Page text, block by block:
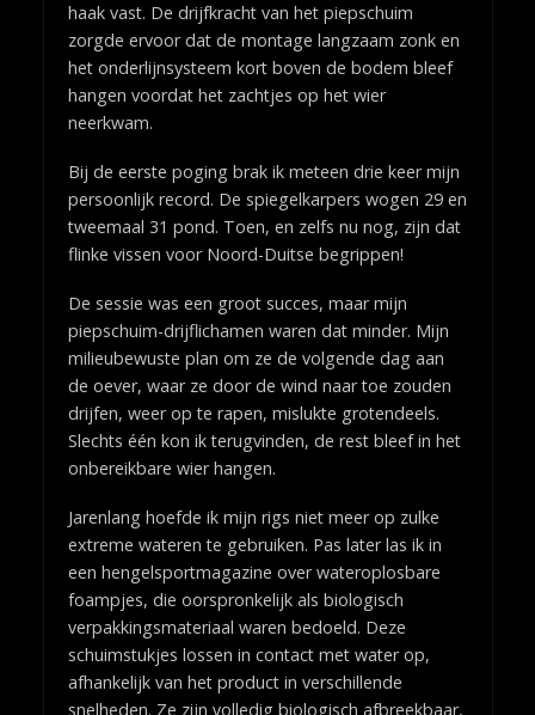
haak vast. De drijfkracht van het piepschuim
zorgde ervoor dat de montage langzaam zonk en
het onderlijnsysteem kort boven de bodem bleef
hangen voordat het zachtjes op het wier
neerkwam.
Bij de eerste poging brak ik meteen drie keer mijn
persoonlijk record. De spiegelkarpers wogen 29 en
tweemaal 31 pond. Toen, en zelfs nu nog, zijn dat
flinke vissen voor Noord-Duitse begrippen!
De sessie was een groot succes, maar mijn
piepschuim-drijflichamen waren dat minder. Mijn
milieubewuste plan om ze de volgende dag aan
de oever, waar ze door de wind naar toe zouden
drijfen, weer op te rapen, mislukte grotendeels.
Slechts één kon ik terugvinden, de rest bleef in het
onbereikbare wier hangen.
Jarenlang hoefde ik mijn rigs niet meer op zulke
extreme wateren te gebruiken. Pas later las ik in
een hengelsportmagazine over wateroplosbare
foampjes, die oorspronkelijk als biologisch
verpakkingsmateriaal waren bedoeld. Deze
schuimstukjes lossen in contact met water op,
afhankelijk van het product in verschillende
snelheden. Ze zijn volledig biologisch afbreekbaar,